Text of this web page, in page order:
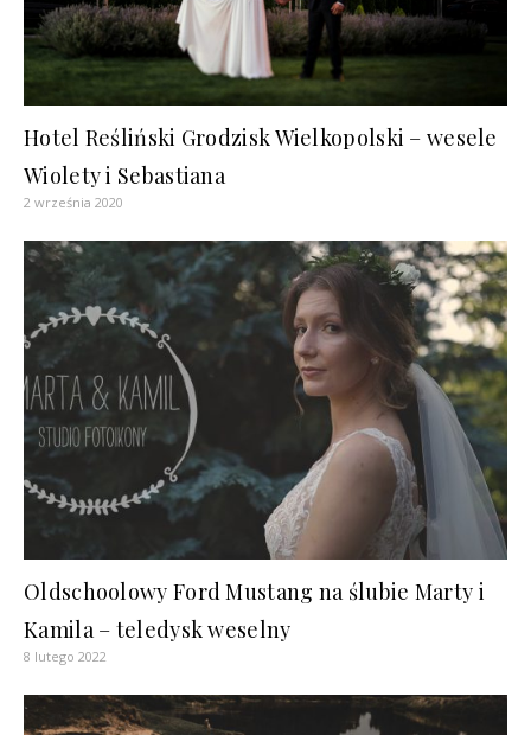
Hotel Reśliński Grodzisk Wielkopolski – wesele
Wiolety i Sebastiana
2 września 2020
Oldschoolowy Ford Mustang na ślubie Marty i
Kamila – teledysk weselny
8 lutego 2022